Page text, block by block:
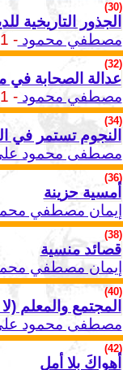
(30)
الجذور التاريخية
مصطفي محمود- 2021 / 8 / 10
(32)
عدالة الصحابة في
مصطفي محمود- 2021 / 4 / 1
(34)
النجوم تستمر في
مصطفى محمود
(36)
أمسية حزينة
إيمان مصطفي
(38)
قصائد منسية
إيمان مصطفي
(40)
المجتمع والمعلم
مصطفى محمود
(42)
أهواكَ بلا أملِ